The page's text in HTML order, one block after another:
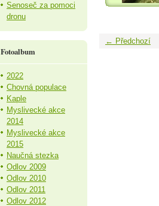
← Předchozí
Senoseč za pomoci
dronu
Fotoalbum
2022
Chovná populace
Kaple
Myslivecké akce
2014
Myslivecké akce
2015
Naučná stezka
Odlov 2009
Odlov 2010
Odlov 2011
Odlov 2012